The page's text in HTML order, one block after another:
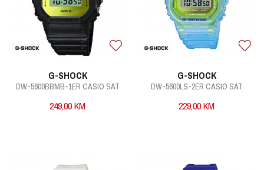
G-SHOCK
DW-5600BBMB-1ER CASIO SAT
249,00KM
G-SHOCK
DW-5600LS-2ER CASIO SAT
229,00KM